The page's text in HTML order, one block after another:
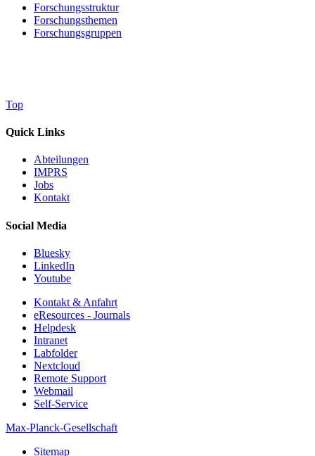
Forschungsstruktur
Forschungsthemen
Forschungsgruppen
Top
Quick Links
Abteilungen
IMPRS
Jobs
Kontakt
Social Media
Bluesky
LinkedIn
Youtube
Kontakt & Anfahrt
eResources - Journals
Helpdesk
Intranet
Labfolder
Nextcloud
Remote Support
Webmail
Self-Service
Max-Planck-Gesellschaft
Sitemap